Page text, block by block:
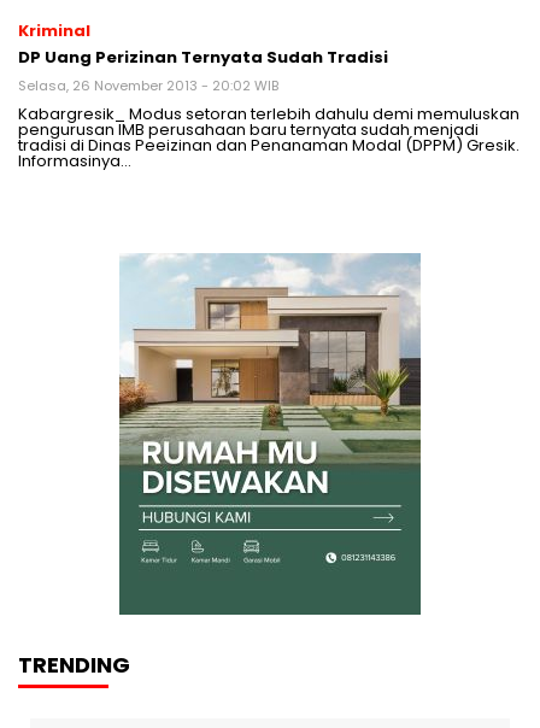
Kriminal
DP Uang Perizinan Ternyata Sudah Tradisi
Selasa, 26 November 2013 - 20:02 WIB
Kabargresik_ Modus setoran terlebih dahulu demi memuluskan
pengurusan IMB perusahaan baru ternyata sudah menjadi
tradisi di Dinas Peeizinan dan Penanaman Modal (DPPM) Gresik.
Informasinya…
TRENDING